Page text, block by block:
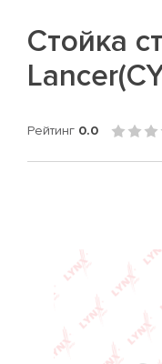
Стойка
Рейтинг 0.0